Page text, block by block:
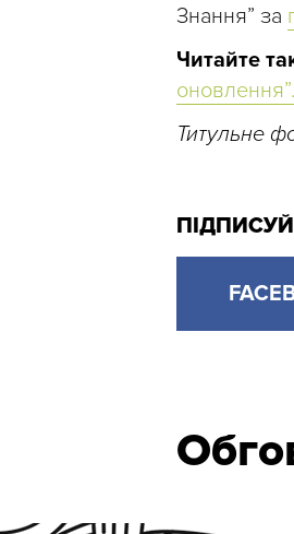
Знання” за
Читайте
оновлення”.
Титульне